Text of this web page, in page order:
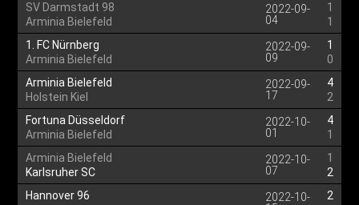
SV Darmstadt 98
Arminia Bielefeld
2022-09-
04
1
1
1. FC Nürnberg
Arminia Bielefeld
2022-09-
09
1
0
Arminia Bielefeld
Holstein Kiel
2022-09-
17
4
2
Fortuna Düsseldorf
Arminia Bielefeld
2022-10-
01
4
1
Arminia Bielefeld
Karlsruher SC
2022-10-
07
1
2
Hannover 96
2022-10-
2